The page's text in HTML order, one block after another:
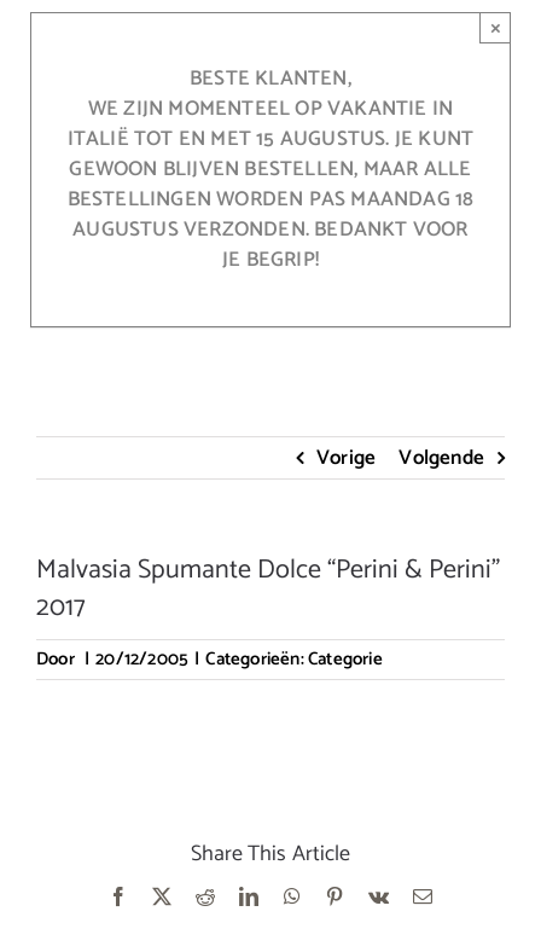
BESTE KLANTEN,
WE ZIJN MOMENTEEL OP VAKANTIE IN
ITALIË TOT EN MET 15 AUGUSTUS. JE KUNT
GEWOON BLIJVEN BESTELLEN, MAAR ALLE
BESTELLINGEN WORDEN PAS MAANDAG 18
AUGUSTUS VERZONDEN. BEDANKT VOOR
JE BEGRIP!
×
Vorige Volgende
Malvasia Spumante Dolce “Perini & Perini”
2017
Door | 20/12/2005 | Categorieën:Categorie
Share This Article
Facebook RedditLinkedInWhatsApp
Pinterest
Vk
E-